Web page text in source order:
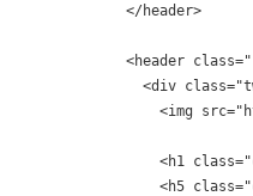
</header>
<header
<div
<img
<h1
<h5